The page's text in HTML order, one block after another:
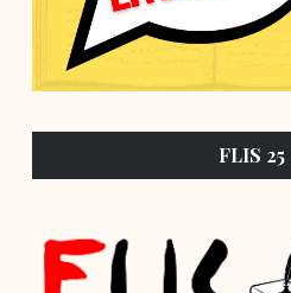
FLIS 25